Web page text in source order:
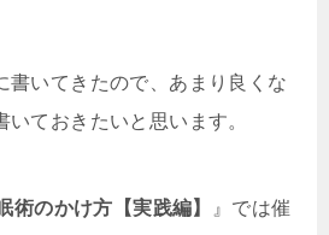
書いてきたので、あまり良くな
ておきたいと思います。
術のかけ方【実践編】
』では催